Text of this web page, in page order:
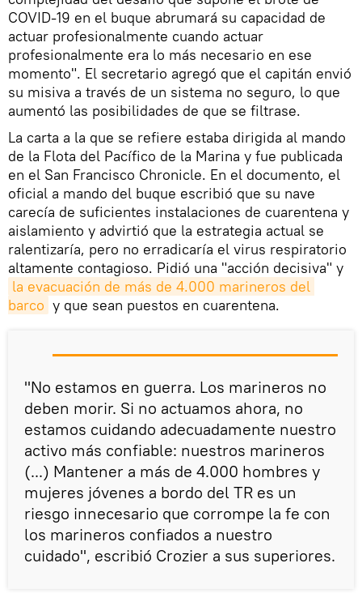
COVID-19 en el buque abrumará su capacidad de
actuar profesionalmente cuando actuar
profesionalmente era lo más necesario en ese
momento". El secretario agregó que el capitán envió
su misiva a través de un sistema no seguro, lo que
aumentó las posibilidades de que se filtrase.
La carta a la que se refiere estaba dirigida al mando
de la Flota del Pacífico de la Marina y fue publicada
en el San Francisco Chronicle. En el documento, el
oficial a mando del buque escribió que su nave
carecía de suficientes instalaciones de cuarentena y
aislamiento y advirtió que la estrategia actual se
ralentizaría, pero no erradicaría el virus respiratorio
altamente contagioso. Pidió una "acción decisiva" y
la evacuación de más de 4.000 marineros del
barco y que sean puestos en cuarentena.
"No estamos en guerra. Los marineros no
deben morir. Si no actuamos ahora, no
estamos cuidando adecuadamente nuestro
activo más confiable: nuestros marineros
(...) Mantener a más de 4.000 hombres y
mujeres jóvenes a bordo del TR es un
riesgo innecesario que corrompe la fe con
los marineros confiados a nuestro
cuidado", escribió Crozier a sus superiores.